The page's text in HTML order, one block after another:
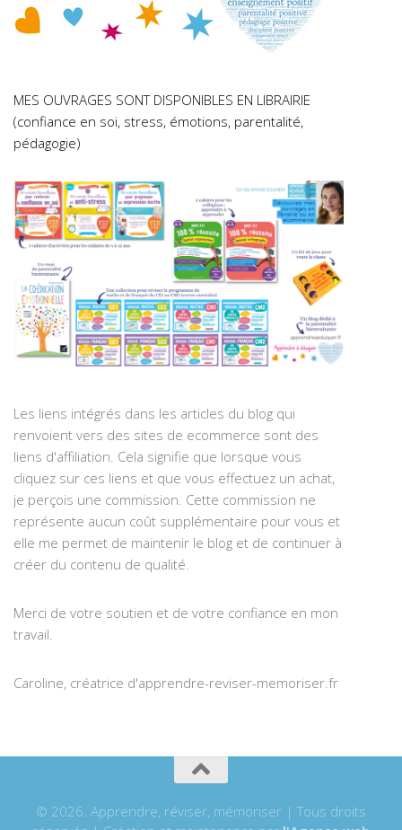
MES OUVRAGES SONT DISPONIBLES EN LIBRAIRIE
(confiance en soi, stress, émotions, parentalité,
pédagogie)
Les liens intégrés dans les articles du blog qui
renvoient vers des sites de ecommerce sont des
liens d'affiliation. Cela signifie que lorsque vous
cliquez sur ces liens et que vous effectuez un achat,
je perçois une commission. Cette commission ne
représente aucun coût supplémentaire pour vous et
elle me permet de maintenir le blog et de continuer à
créer du contenu de qualité.
Merci de votre soutien et de votre confiance en mon
travail.
Caroline, créatrice d'apprendre-reviser-memoriser.fr
© 2026. Apprendre, réviser, mémoriser | Tous droits